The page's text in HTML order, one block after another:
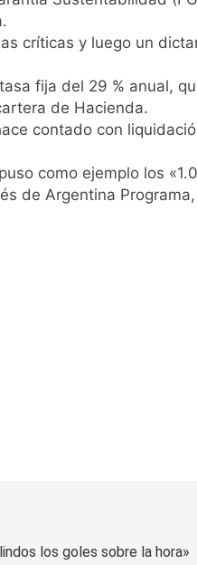
críticas y luego un
fija del 29 % anual,
de Hacienda.
contado con
como ejemplo los
de Argentina
los goles sobre la hora»